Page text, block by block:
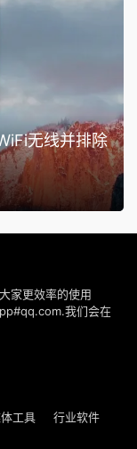
无线并排除
家更效率的使用
我们会在
工具 行业软件